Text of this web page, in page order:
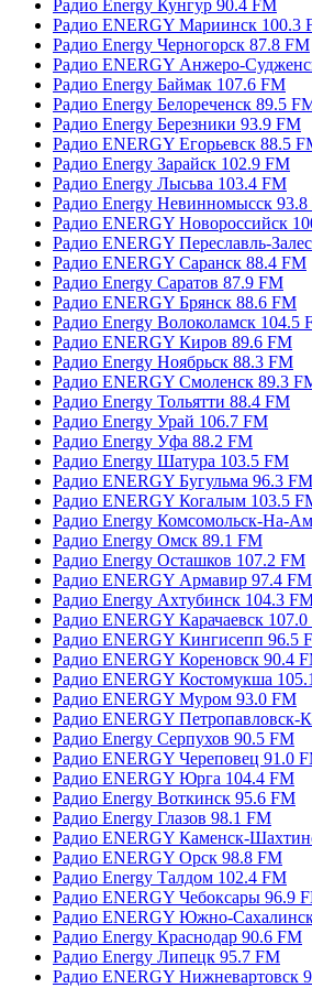
Радио Energy Кунгур 90.4 FM
Радио ENERGY Мариинск 100.3
Радио Energy Черногорск 87.8 FM
Радио ENERGY Анжеро-
Радио Energy Баймак 107.6 FM
Радио Energy Белореченск 89.5
Радио Energy Березники 93.9 FM
Радио ENERGY Егорьевск 88.5
Радио Energy Зарайск 102.9 FM
Радио Energy Лысьва 103.4 FM
Радио Energy Невинномысск
Радио ENERGY Новороссийск
Радио ENERGY Переславль-
Радио ENERGY Саранск 88.4 FM
Радио Energy Саратов 87.9 FM
Радио ENERGY Брянск 88.6 FM
Радио Energy Волоколамск 104.5
Радио ENERGY Киров 89.6 FM
Радио Energy Ноябрьск 88.3 FM
Радио ENERGY Смоленск 89.3
Радио Energy Тольятти 88.4 FM
Радио Energy Урай 106.7 FM
Радио Energy Уфа 88.2 FM
Радио Energy Шатура 103.5 FM
Радио ENERGY Бугульма 96.3 FM
Радио ENERGY Когалым 103.5
Радио Energy Комсомольск-На-
Радио Energy Омск 89.1 FM
Радио Energy Осташков 107.2 FM
Радио ENERGY Армавир 97.4 FM
Радио Energy Ахтубинск 104.3
Радио ENERGY Карачаевск
Радио ENERGY Кингисепп 96.5
Радио ENERGY Кореновск 90.4
Радио ENERGY Костомукша
Радио ENERGY Муром 93.0 FM
Радио ENERGY Петропавловск-
Радио Energy Серпухов 90.5 FM
Радио ENERGY Череповец 91.0
Радио ENERGY Юрга 104.4 FM
Радио Energy Воткинск 95.6 FM
Радио Energy Глазов 98.1 FM
Радио ENERGY Каменск-
Радио ENERGY Орск 98.8 FM
Радио Energy Талдом 102.4 FM
Радио ENERGY Чебоксары 96.9
Радио ENERGY Южно-
Радио Energy Краснодар 90.6 FM
Радио Energy Липецк 95.7 FM
Радио ENERGY Нижневартовск